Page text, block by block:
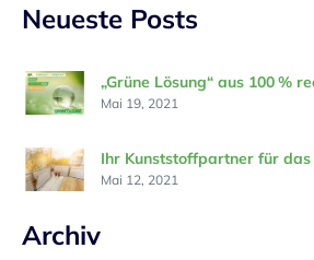
Neueste Posts
„Grüne Lösung“ aus 100 %
Mai 19, 2021
Ihr Kunststoffpartner für das
Mai 12, 2021
Archiv